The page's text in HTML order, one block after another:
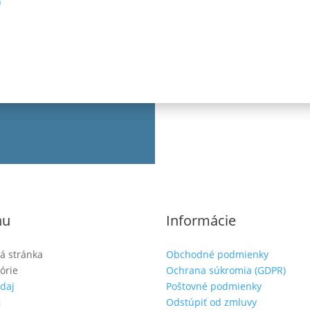
stránka
Informácie
Obchodné podmienky
Ochrana súkromia (GDPR)
Poštovné podmienky
Odstúpiť od zmluvy